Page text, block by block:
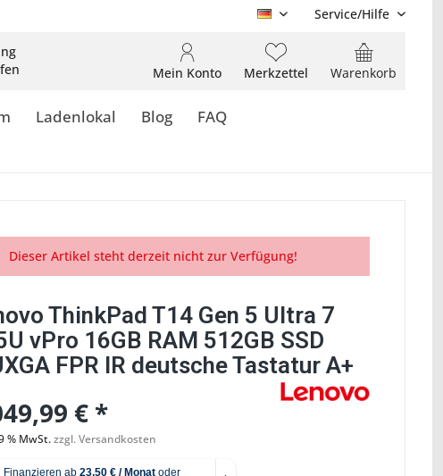
DE Service/Hilfe
Warenkorb
Merkzettel
Mein Konto
Ladenlokal Blog FAQ
Dieser Artikel steht derzeit nicht zur Verfügung!
ThinkPad T14 Gen 5 Ultra 7
vPro 16GB RAM 512GB SSD
FPR IR deutsche Tastatur A+
€ *
% MwSt.zzgl. Versandkosten